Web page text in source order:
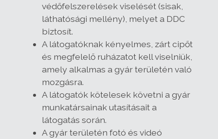
védőfelszerelések viselését (sisak,
láthatósági mellény), melyet a DDC
biztosít.
A látogatóknak kényelmes, zárt cipőt
és megfelelő ruházatot kell viselniük,
amely alkalmas a gyár területén való
mozgásra.
A látogatók kötelesek követni a gyár
munkatársainak utasításait a
látogatás során.
A gyár területén fotó és videó